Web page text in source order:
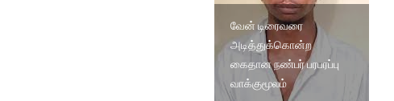
வேன் டிரைவரை
அடித்துக்கொன்ற
கைதான நண்பர் பரபரப்பு
வாக்குமூலம்